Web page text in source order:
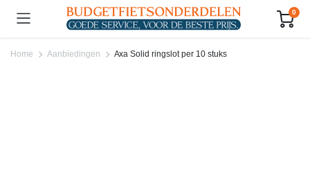
0
Home Aanbiedingen Axa Solid ringslot per 10 stuks